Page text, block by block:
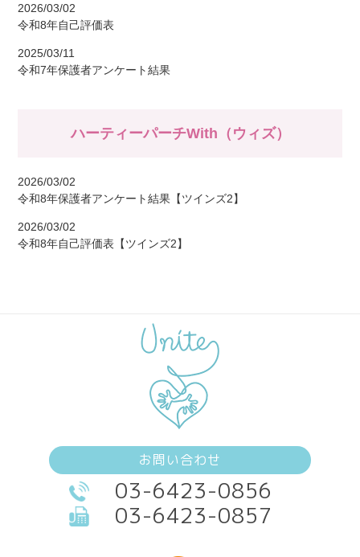
2026/03/02
令和8年自己評価表
2025/03/11
令和7年保護者アンケート結果
ハーティーパーチWith（ウィズ）
2026/03/02
令和8年保護者アンケート結果【ツインズ2】
2026/03/02
令和8年自己評価表【ツインズ2】
お問い合わせ
03-6423-0856
03-6423-0857